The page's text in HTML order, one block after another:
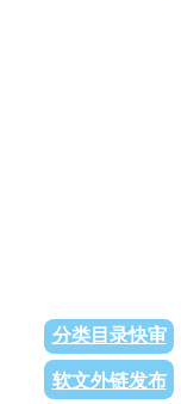
分类目录快审
软文外链发布